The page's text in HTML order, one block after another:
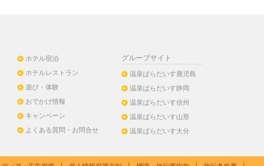
ホテル宿泊
ホテルレストラン
遊び・体験
おでかけ情報
キャンペーン
よくある質問・お問合せ
グループサイト
温泉ぱらだいす鹿児島
温泉ぱらだいす静岡
温泉ぱらだいす信州
温泉ぱらだいす山形
温泉ぱらだいす大分